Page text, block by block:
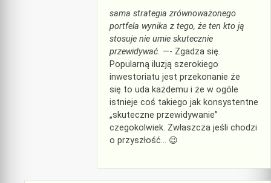
sama strategia zrównoważonego
portfela wynika z tego, że ten kto ją
stosuje nie umie skutecznie
przewidywać. —- Zgadza się.
Popularną iluzją szerokiego
inwestoriatu jest przekonanie że
się to uda każdemu i że w ogóle
istnieje coś takiego jak konsystentne
„skuteczne przewidywanie”
czegokolwiek. Zwłaszcza jeśli chodzi
o przyszłość… 😉